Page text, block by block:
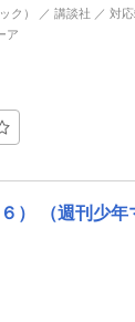
ク） ／ 講談社 ／ 対
ア
） （週刊少